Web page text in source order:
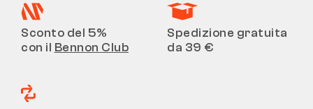
Sconto del 5%
con il Bennon Club
Spedizione gratuita
da 39 €